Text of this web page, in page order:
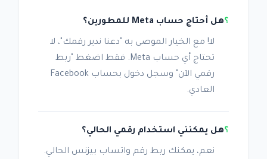
هل أحتاج حساب Meta للمطورين؟
لا! مع الخيار الموصى به "دعنا ندير رقمك"، لا
تحتاج أي حساب Meta. فقط اضغط "ربط
رقمي الآن" وسجل دخول بحساب Facebook
العادي.
هل يمكنني استخدام رقمي الحالي؟
نعم، يمكنك ربط رقم واتساب بيزنس الحالي.